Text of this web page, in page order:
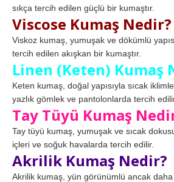
sıkça tercih edilen güçlü bir kumaştır.
Viscose Kumaş Nedir?
Viskoz kumaş, yumuşak ve dökümlü
tercih edilen akışkan bir kumaştır.
Linen (Keten) Kumaş
Keten kumaş, doğal yapısıyla sıcak
yazlık gömlek ve pantolonlarda tercih
Tay Tüyü Kumaş
Tay tüyü kumaş, yumuşak ve sıcak
içleri ve soğuk havalarda tercih edilir.
Akrilik Kumaş Nedir?
Akrilik kumaş, yün görünümlü ancak